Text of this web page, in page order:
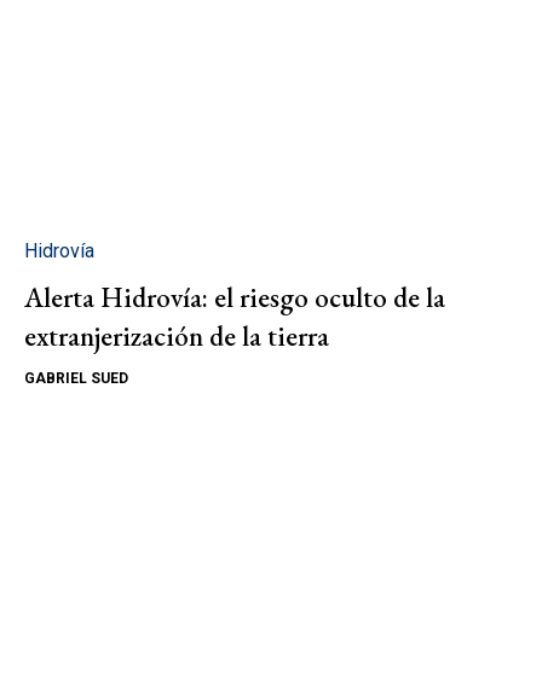
Hidrovía
Alerta Hidrovía: el riesgo oculto de la
extranjerización de la tierra
GABRIEL SUED